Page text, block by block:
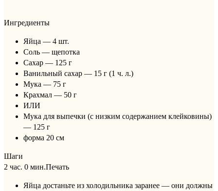
Ингредиенты
Яйца — 4 шт.
Соль — щепотка
Сахар — 125 г
Ванильный сахар — 15 г (1 ч. л.)
Мука — 75 г
Крахмал — 50 г
ИЛИ
Мука для выпечки (с низким содержанием клейковины)
— 125 г
форма 20 см
Шаги
2 час. 0 мин.Печать
Яйца достаньте из холодильника заранее — они должны